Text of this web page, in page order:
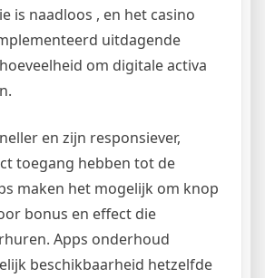
is naadloos , en het casino
uitdagende
om digitale activa
en zijn responsiever,
toegang hebben tot de
maken het mogelijk om knop
bonus en effect die
Apps onderhoud
beschikbaarheid hetzelfde